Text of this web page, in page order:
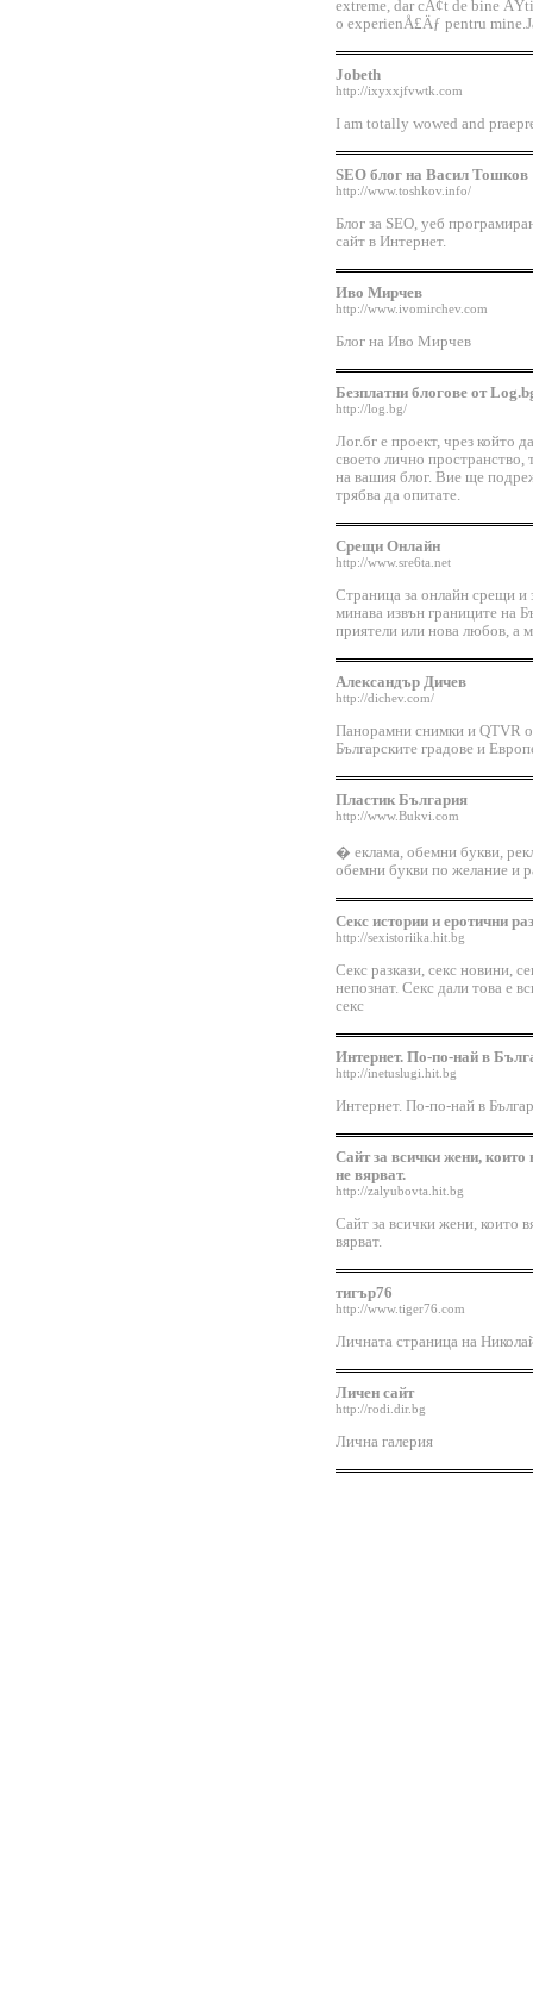
extreme, dar cÃ¢t de bine
o experienÅ£Äƒ pentru
Jobeth
http://ixyxxjfvwtk.com
I am totally wowed and
SEO блог на Васил Тошков
http://www.toshkov.info/
Блог за SEO, уеб
сайт в Интернет.
Иво Мирчев
http://www.ivomirchev.com
Блог на Иво Мирчев
Безплатни блогове от
http://log.bg/
Лог.бг е проект, чрез който
своето лично пространство,
на вашия блог. Вие ще
трябва да опитате.
Срещи Онлайн
http://www.sre6ta.net
Страница за онлайн срещи и
минава извън границите на
приятели или нова любов, а
Александър Дичев
http://dichev.com/
Панорамни снимки и QTVR
Българските градове и
Пластик България
http://www.Bukvi.com
� еклама, обемни букви,
обемни букви по желание и
Секс истории и еротични
http://sexistoriika.hit.bg
Секс разкази, секс новини,
непознат. Секс дали това е
секс
Интернет. По-по-най в
http://inetuslugi.hit.bg
Интернет. По-по-най в
Сайт за всички жени, които
не вярват.
http://zalyubovta.hit.bg
Сайт за всички жени, които
вярват.
тигър76
http://www.tiger76.com
Личната страница на
Личен сайт
http://rodi.dir.bg
Лична галерия